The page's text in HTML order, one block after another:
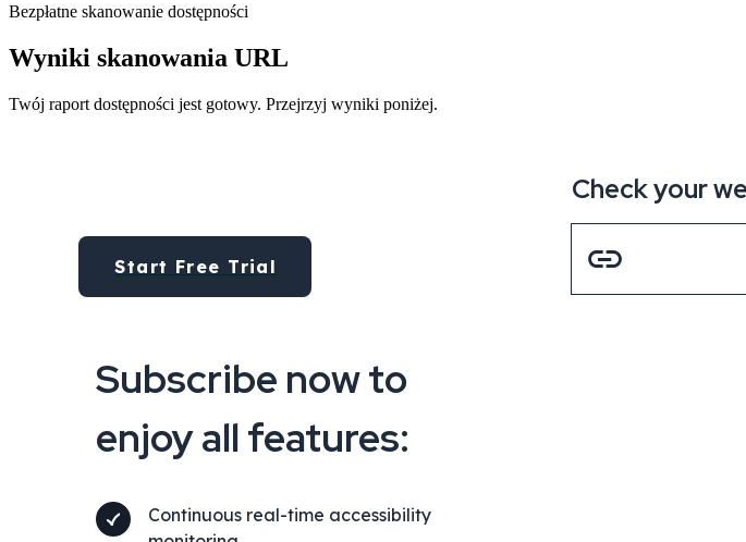
Bezpłatne skanowanie dostępności
Wyniki skanowania URL
Twój raport dostępności jest gotowy. Przejrzyj wyniki poniżej.